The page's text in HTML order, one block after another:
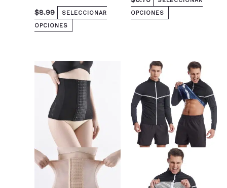
$8.99
SELECCIONAR
OPCIONES
OPCIONES
Este
producto
tiene
múltiples
variantes.
Las
opciones
se
pueden
elegir
producto
tiene
múltiples
variantes.
Las
opciones
se
pueden
elegir